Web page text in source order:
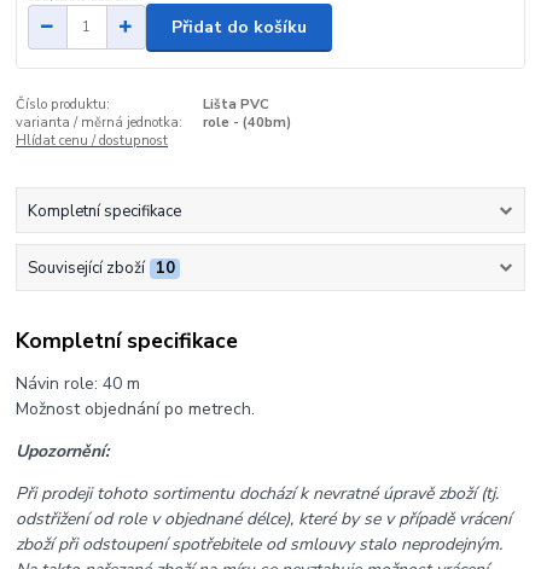
Přidat do košíku
Číslo produktu:
Lišta PVC
varianta / měrná jednotka:
role - (40bm)
Hlídat cenu / dostupnost
Kompletní specifikace
Související zboží 10
Kompletní specifikace
Návin role: 40 m
Možnost objednání po metrech.
Upozornění:
Při prodeji tohoto sortimentu dochází k nevratné úpravě zboží (tj.
odstřižení od role v objednané délce), které by se v případě vrácení
zboží při odstoupení spotřebitele od smlouvy stalo neprodejným.